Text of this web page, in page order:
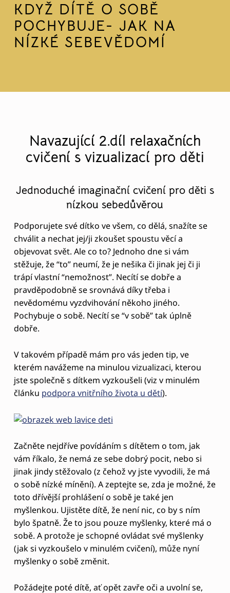
KDYŽ DÍTĚ O SOBĚ
POCHYBUJE- JAK NA
NÍZKÉ SEBEVĚDOMÍ
Ž
Í
T
Ě
O
S
O
B
Ě
P
O
C
Y
U
J
E
-
J
A
K
N
A
Navazující2.díl relaxačních
cvičení s vizualizací pro děti
Jednoduché imaginační cvičení pro děti s
nízkou sebedůvěrou
Podporujete své dítko ve všem, co dělá, snažíte se
chválit a nechat jej/ji zkoušet spoustu věcí a
objevovat svět. Ale co to? Jednoho dne si vám
stěžuje, že “to” neumí, že je nešika či jinak jej či ji
trápí vlastní “nemožnost”. Necítí se dobře a
pravděpodobně se srovnává díky třeba i
nevědomému vyzdvihování někoho jiného.
Pochybuje o sobě. Necítí se “v sobě” tak úplně
dobře.
V takovém případě mám pro vás jeden tip, ve
kterém navážeme na minulou vizualizaci, kterou
jste společně s dítkem vyzkoušeli (viz v minulém
článku podpora vnitřního života u dětí).
Začněte nejdříve povídáním s dítětem o tom, jak
vám říkalo, že nemá ze sebe dobrý pocit, nebo si
jinak jindy stěžovalo (z čehož vy jste vyvodili, že má
o sobě nízké mínění). A zeptejte se, zda je možné, že
toto dřívější prohlášení o sobě je také jen
myšlenkou. Ujistěte dítě, že není nic, co by s ním
bylo špatně. Že to jsou pouze myšlenky, které má o
sobě. A protože je schopné ovládat své myšlenky
(jak si vyzkoušelo v minulém cvičení), může nyní
myšlenky o sobě změnit.
Požádejte poté dítě, ať opět zavře oči a uvolní se,